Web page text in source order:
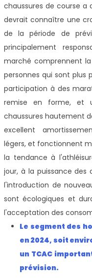
chaussures de course
devrait connaître une
de la période de
principalement
marché comprennent
personnes qui sont plus
participation à des
remise en forme, et
chaussures hautement
excellent
légers, et fonctionnent
la tendance à
jour, à la puissance
l'introduction de
sont écologiques et
l'acceptation des
Le segment des
en 2024, soit
un TCAC
prévision.